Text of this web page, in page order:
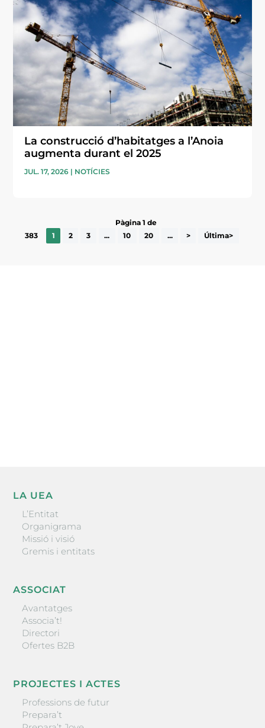
La construcció d’habitatges a l’Anoia
augmenta durant el 2025
JUL. 17, 2026 | NOTÍCIES
Pàgina 1 de
383
1 2 3 ... 10 20 ... > Última>
LA UEA
L’Entitat
Organigrama
Missió i visió
Gremis i entitats
ASSOCIAT
Avantatges
Associa’t!
Directori
Ofertes B2B
PROJECTES I ACTES
Professions de futur
Prepara’t